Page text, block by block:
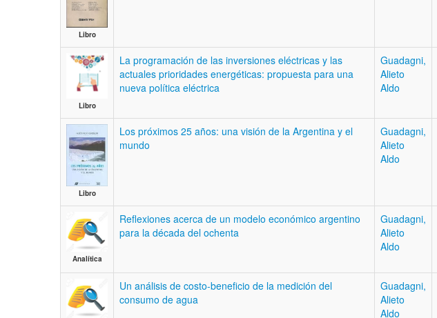
Libro
Libro
La programación de las inversiones eléctricas y las
actuales prioridades energéticas: propuesta para una
nueva política eléctrica
Guadagni,
Alieto
Aldo
Libro
Los próximos 25 años: una visión de la Argentina y el
mundo
Guadagni,
Alieto
Aldo
Analítica
Reflexiones acerca de un modelo económico argentino
para la década del ochenta
Guadagni,
Alieto
Aldo
Un análisis de costo-beneficio de la medición del
consumo de agua
Guadagni,
Alieto
Aldo